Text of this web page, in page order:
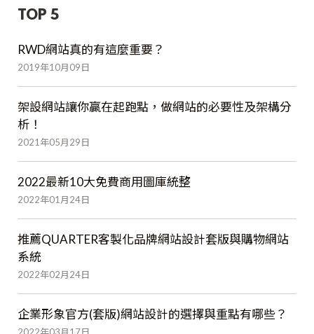
TOP 5
RWD網站真的有這麼重要？
2019年10月09日
架設網站讓你贏在起跑點，做網站的必要性及架構分
析！
2021年05月29日
2022最新10大免費商用圖庫統整
2022年01月24日
推薦QUARTER客製化品牌網站設計套版與購物網站
系統
2022年02月24日
企業形象官方(套版)網站設計的選擇與重點有哪些？
2022年03月17日